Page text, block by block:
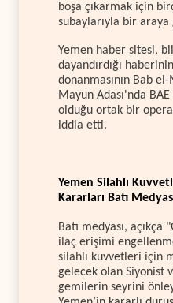
boşa çıkarmak için
subaylarıyla bir
Yemen haber sitesi,
dayandırdığı
donanmasının Bab
Mayun Adası'nda
olduğu ortak bir
iddia etti.
Yemen Silahlı
Kararları Batı
Batı medyası, açıkça
ilaç erişimi
silahlı kuvvetleri için
gelecek olan Siyonist
gemilerin seyrini